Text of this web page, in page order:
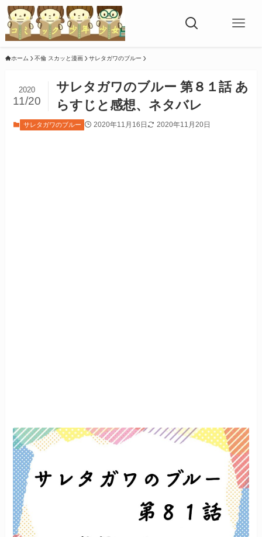
ホーム 不倫 スカッと漫画 サレタガワのブルー
サレタガワのブルー 第８１話 あ
らすじと感想、ネタバレ
2020
11/20
サレタガワのブルー 2020年11月16日 2020年11月20日